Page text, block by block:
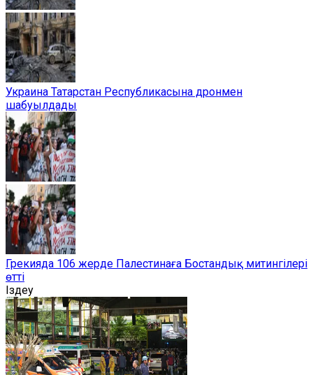
Украина Татарстан Республикасына дронмен
шабуылдады
Грекияда 106 жерде Палестинаға Бостандық митингілері
өтті
Іздеу